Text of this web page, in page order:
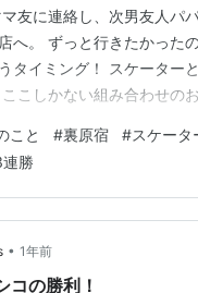
友に連絡し、次男友人パ
へ。 ずっと行きたかった
タイミング！ スケーター
こしかない組み合わせの
んて居心地の良いお店な
） 途中で、近くの公園に
のオアシス） どじょうを
しい次男。 そしてまたお
さんが、 舞台もやってた
るはず！と、 紹介…
こと #裏原宿 #スケータ
連勝
• 1年前
コの勝利！